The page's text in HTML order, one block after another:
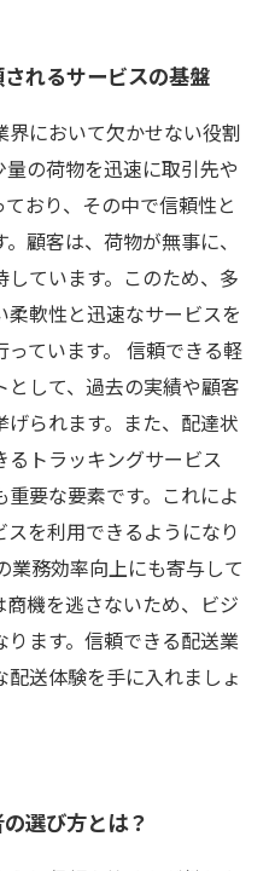
る軽貨物配送会社の見
れるサービスの基盤
において欠かせない役割
の荷物を迅速に取引先や
おり、その中で信頼性と
顧客は、荷物が無事に、
ています。このため、多
軟性と迅速なサービスを
ています。 信頼できる軽
して、過去の実績や顧客
られます。また、配達状
トラッキングサービス
要な要素です。これによ
を利用できるようになり
業務効率向上にも寄与して
機を逃さないため、ビジ
ます。信頼できる配送業
送体験を手に入れましょ
選び方とは？